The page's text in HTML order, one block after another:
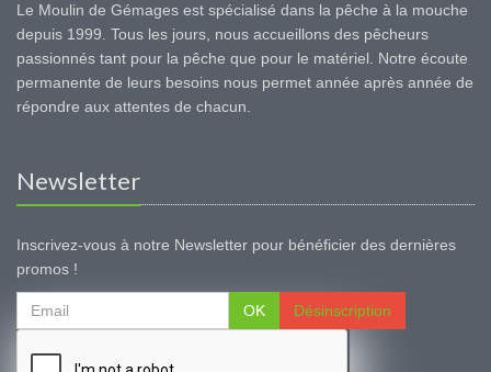
Le Moulin de Gémages est spécialisé dans la pêche à la mouche
depuis 1999. Tous les jours, nous accueillons des pêcheurs
passionnés tant pour la pêche que pour le matériel. Notre écoute
permanente de leurs besoins nous permet année après année de
répondre aux attentes de chacun.
Newsletter
Inscrivez-vous à notre Newsletter pour bénéficier des dernières
promos !
OK Désinscription